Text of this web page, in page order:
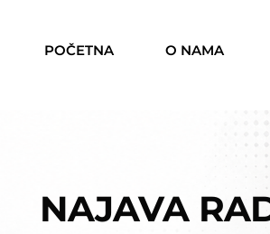
POČETNA O NAMA
NAJAVA